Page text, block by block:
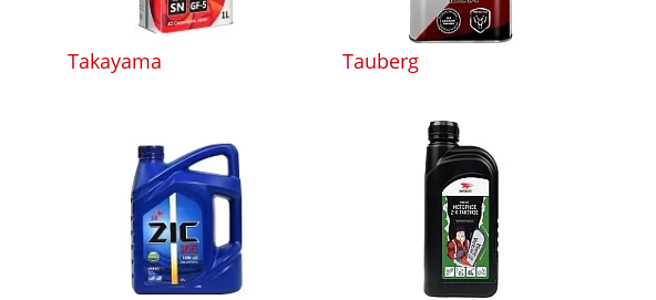
Takayama Tauberg